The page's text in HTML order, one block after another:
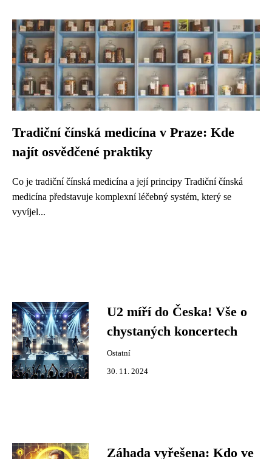
Tradiční čínská medicína v Praze: Kde
najít osvědčené praktiky
Co je tradiční čínská medicína a její principy Tradiční čínská
medicína představuje komplexní léčebný systém, který se
vyvíjel...
U2 míří do Česka! Vše o
chystaných koncertech
Ostatní
30. 11. 2024
Záhada vyřešena: Kdo ve